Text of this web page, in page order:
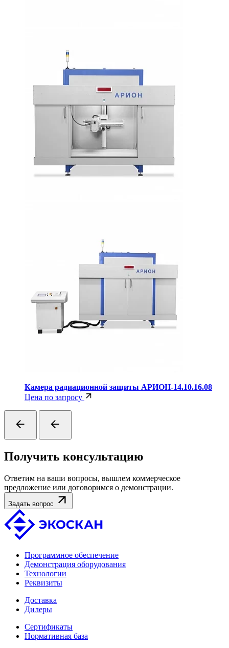
Камера радиационной защиты АРИОН-14.10.16.08
Цена по запросу
Получить консультацию
Ответим на ваши вопросы, вышлем коммерческое
предложение или договоримся о демонстрации.
Задать вопрос
Программное обеспечение
Демонстрация оборудования
Технологии
Реквизиты
Доставка
Дилеры
Сертификаты
Нормативная база